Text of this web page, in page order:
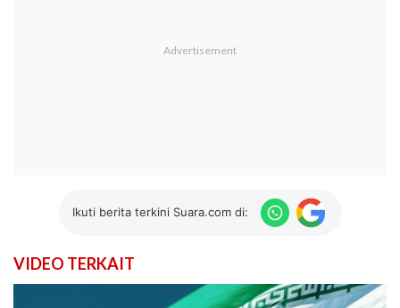
Ikuti berita terkini Suara.com di:
VIDEO TERKAIT